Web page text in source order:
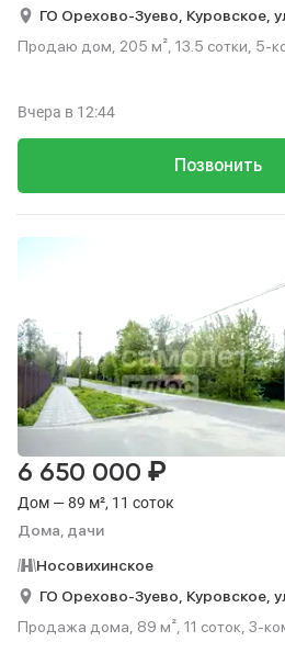
ГО Орехово-Зуево, Куровское,
Продаю дом, 205 м², 13.5 сотки, 5-
Позвонить
Вчера в 12:44
Дом — 89 м², 11 соток
Дома, дачи
6 650 000 ₽
Носовихинское
ГО Орехово-Зуево, Куровское,
Продажа дома, 89 м², 11 соток, 3-